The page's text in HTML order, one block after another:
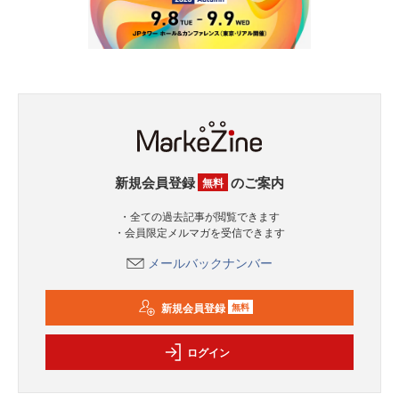
新規会員登録 無料 のご案内
・全ての過去記事が閲覧できます
・会員限定メルマガを受信できます
メールバックナンバー
新規会員登録 無料
ログイン